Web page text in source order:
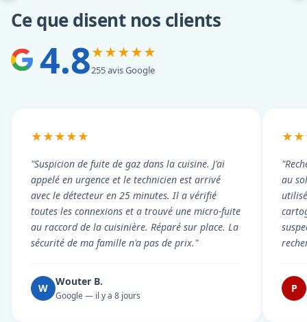
Ce que disent nos clients
4.8★★★★★
255 avis Google
★★★★★
"Suspicion de fuite de gaz dans la cuisine. J'ai
appelé en urgence et le technicien est arrivé
avec le détecteur en 25 minutes. Il a vérifié
toutes les connexions et a trouvé une micro-fuite
au raccord de la cuisinière. Réparé sur place. La
sécurité de ma famille n'a pas de prix."
W
Wouter B.
Google — il y a 8 jours
au
P